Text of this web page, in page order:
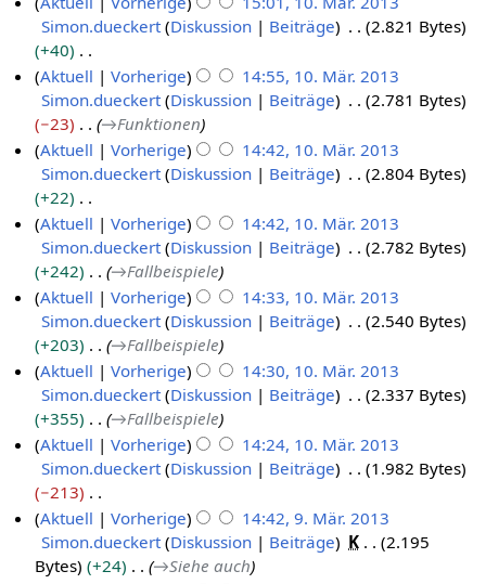
b
2
7
a
r
b
e
i
t
u
n
g
s
z
u
s
a
m
m
e
n
f
a
s
s
u
n
n
1
e
B
e
a
r
b
e
i
t
u
n
g
s
z
u
s
a
m
m
e
n
f
a
s
0
e
i
n
e
B
e
a
r
b
e
i
t
u
n
g
s
z
u
s
a
m
m
e
n
Simon.dueckert Diskussion Beiträge
2.821 Bytes
+40
K
e
i
n
e
B
e
a
r
b
e
i
t
u
n
g
s
z
u
s
a
m
Aktuell Vorherige
14:55, 10. Mär. 2013
Simon.dueckert Diskussion Beiträge
2.781 Bytes
−23
→Funktionen
Aktuell
Vorherige
14:42, 10. Mär. 2013
Simon.dueckert Diskussion Beiträge
2.804 Bytes
+22
K
e
i
n
e
B
e
a
r
b
e
i
t
u
n
g
Aktuell Vorherige
14:42, 10. Mär. 2013
Simon.dueckert Diskussion Beiträge
2.782 Bytes
+242
→Fallbeispiele
Aktuell
Vorherige
14:33, 10. Mär. 2013
Simon.dueckert Diskussion Beiträge
2.540 Bytes
+203
→Fallbeispiele
Aktuell
Vorherige
14:30, 10. Mär. 2013
Simon.dueckert Diskussion Beiträge
2.337 Bytes
+355
→Fallbeispiele
Aktuell
Vorherige
14:24, 10. Mär. 2013
Simon.dueckert Diskussion Beiträge
1.982 Bytes
−213
K
e
i
Aktuell Vorherige
14:42, 9. Mär. 2013
Simon.dueckert Diskussion Beiträge K
2.195
Bytes
+24 →Siehe auch